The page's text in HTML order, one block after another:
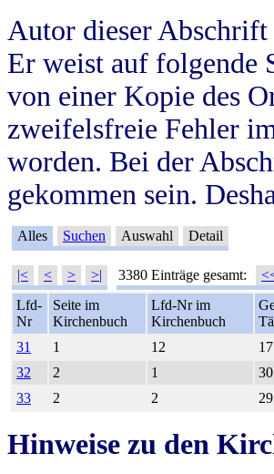
Autor dieser
Er weist auf folgende
von einer Kopie des
zweifelsfreie Fehler
worden. Bei der
gekommen sein.
Alles Suchen Auswahl Detail
|< < > >| 3380 Einträge gesamt:
Lfd-
Nr
Seite im
Kirchenbuch
Lfd-Nr im
Kirchenbuch
31
1 12
32
2 1
33
2 2
Hinweise zu den